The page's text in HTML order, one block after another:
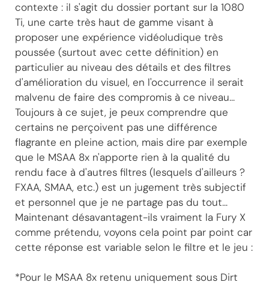
contexte : il s'agit du dossier portant sur la 1080
Ti, une carte très haut de gamme visant à
proposer une expérience vidéoludique très
poussée (surtout avec cette définition) en
particulier au niveau des détails et des filtres
d'amélioration du visuel, en l'occurrence il serait
malvenu de faire des compromis à ce niveau...
Toujours à ce sujet, je peux comprendre que
certains ne perçoivent pas une différence
flagrante en pleine action, mais dire par exemple
que le MSAA 8x n'apporte rien à la qualité du
rendu face à d'autres filtres (lesquels d'ailleurs ?
FXAA, SMAA, etc.) est un jugement très subjectif
et personnel que je ne partage pas du tout...
Maintenant désavantagent-ils vraiment la Fury X
comme prétendu, voyons cela point par point car
cette réponse est variable selon le filtre et le jeu :
*Pour le MSAA 8x retenu uniquement sous Dirt